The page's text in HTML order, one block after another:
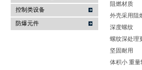
机|防爆排风扇
控制类设备
防爆元件
阻燃材质
外壳采用阻
深度螺纹
螺纹深处理
坚固耐用
体积小 重